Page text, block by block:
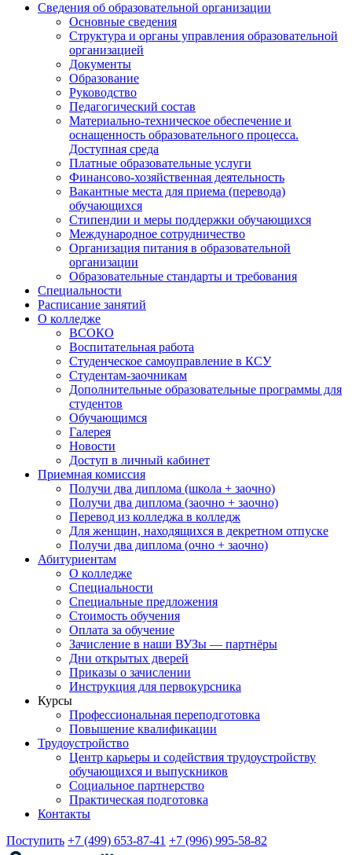
Сведения об образовательной организации
Основные сведения
Структура и органы управления образовательной
организацией
Документы
Образование
Руководство
Педагогический состав
Материально-техническое обеспечение и
оснащенность образовательного процесса.
Доступная среда
Платные образовательные услуги
Финансово-хозяйственная деятельность
Вакантные места для приема (перевода)
обучающихся
Стипендии и меры поддержки обучающихся
Международное сотрудничество
Организация питания в образовательной
организации
Образовательные стандарты и требования
Специальности
Расписание занятий
О колледже
ВСОКО
Воспитательная работа
Студенческое самоуправление в КСУ
Студентам-заочникам
Дополнительные образовательные программы для
студентов
Обучающимся
Галерея
Новости
Доступ в личный кабинет
Приемная комиссия
Получи два диплома (школа + заочно)
Получи два диплома (заочно + заочно)
Перевод из колледжа в колледж
Для женщин, находящихся в декретном отпуске
Получи два диплома (очно + заочно)
Абитуриентам
О колледже
Специальности
Специальные предложения
Стоимость обучения
Оплата за обучение
Зачисление в наши ВУЗы — партнёры
Дни открытых дверей
Приказы о зачислении
Инструкция для первокурсника
Курсы
Профессиональная переподготовка
Повышение квалификации
Трудоустройство
Центр карьеры и содействия трудоустройству
обучающихся и выпускников
Социальное партнерство
Практическая подготовка
Контакты
Поступить +7 (499) 653-87-41 +7 (996) 995-58-82